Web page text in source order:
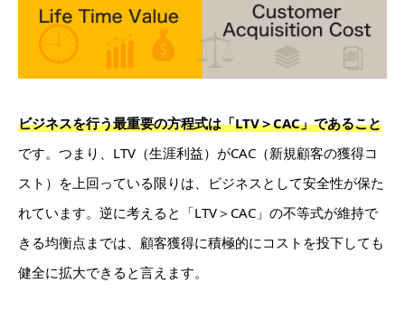
ビジネスを行う最重要の方程式は「LTV＞CAC」であること
です。つまり、LTV（生涯利益）がCAC（新規顧客の獲得コ
スト）を上回っている限りは、ビジネスとして安全性が保た
れています。逆に考えると「LTV＞CAC」の不等式が維持で
きる均衡点までは、顧客獲得に積極的にコストを投下しても
健全に拡大できると言えます。